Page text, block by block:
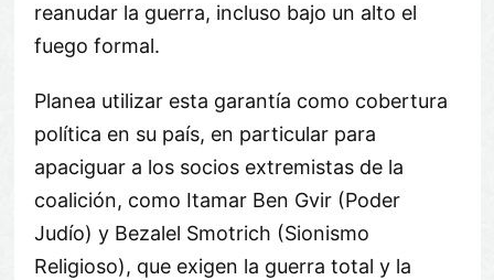
reanudar la guerra, incluso bajo un alto el
fuego formal.
Planea utilizar esta garantía como cobertura
política en su país, en particular para
apaciguar a los socios extremistas de la
coalición, como Itamar Ben Gvir (Poder
Judío) y Bezalel Smotrich (Sionismo
Religioso), que exigen la guerra total y la